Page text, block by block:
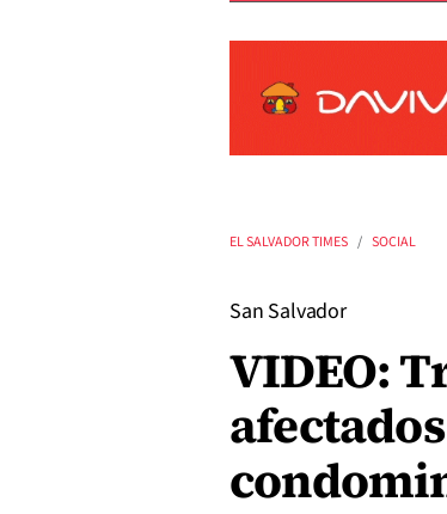
EL SALVADOR TIMES SOCIAL
San Salvador
VIDEO: